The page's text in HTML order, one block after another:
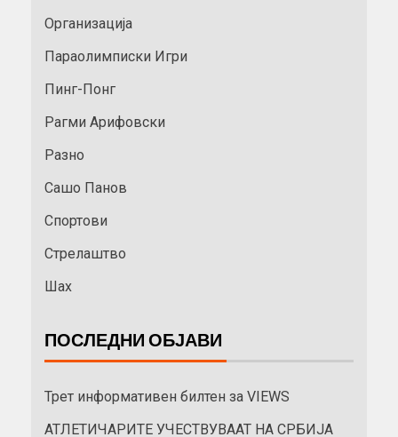
Организација
Параолимписки Игри
Пинг-Понг
Рагми Арифовски
Разно
Сашо Панов
Спортови
Стрелаштво
Шах
ПОСЛЕДНИ ОБЈАВИ
Трет информативен билтен за VIEWS
АТЛЕТИЧАРИТЕ УЧЕСТВУВААТ НА СРБИЈА